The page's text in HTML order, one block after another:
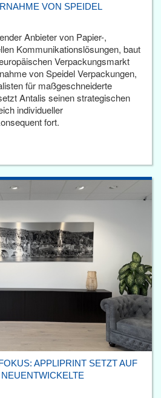
VON SPEIDEL
Anbieter von Papier-,
Kommunikationslösungen, baut
Verpackungsmarkt
von Speidel Verpackungen,
für maßgeschneiderte
Antalis seinen strategischen
individueller
fort.
APPLIPRINT SETZT AUF